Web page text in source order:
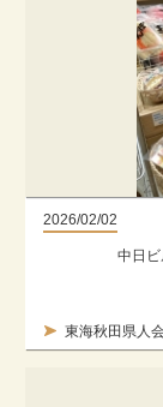
2026/02/02
東海秋田県人
中日